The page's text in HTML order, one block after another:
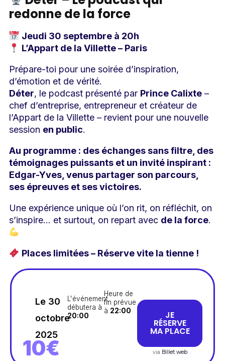
redonne de la force
Jeudi 30 septembre à 20h
L’Appart de la Villette – Paris
Prépare-toi pour une soirée d’inspiration,
d’émotion et de vérité.
Déter, le podcast présenté par Prince Calixte –
chef d’entreprise, entrepreneur et créateur de
l’Appart de la Villette – revient pour une nouvelle
session en public.
Au programme : des échanges sans filtre, des
témoignages puissants et un invité inspirant :
Edgar-Yves, venus partager son parcours,
ses épreuves et ses victoires.
Une expérience unique où l’on rit, on réfléchit, on
s’inspire… et surtout, on repart avec de la force.
Places limitées – Réserve vite la tienne !
10€
Le 30
octobre
2025
L'événement
débutera à
20:00
Heure de
fin prévue
à 22:00 JE
RÉSERVE
MA PLACE
via Billet web